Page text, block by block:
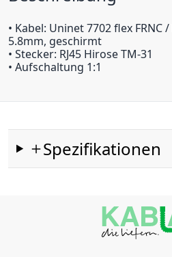
• Kabel: Uninet 7702 flex FRNC
5.8mm, geschirmt
• Stecker: RJ45 Hirose TM-31
• Aufschaltung 1:1
Spezifikationen